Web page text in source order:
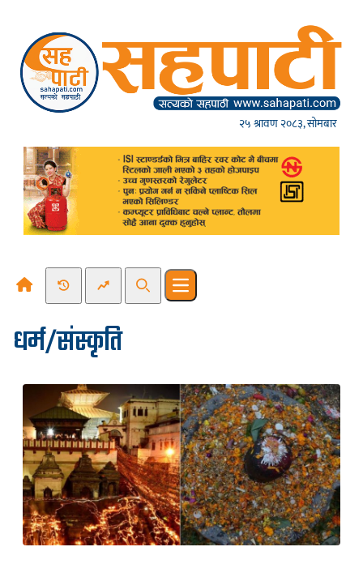
२५ श्रावण २०८३, सोमबार
Recent NewsTrending News
SearchOpen main menu
धर्म/संस्कृति